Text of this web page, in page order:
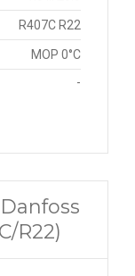
R407C R22
MOP 0°C
-
R22)